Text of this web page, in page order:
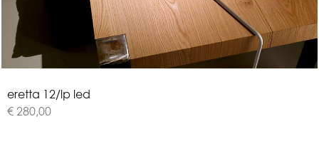
eretta 12/lp led
€ 280,00